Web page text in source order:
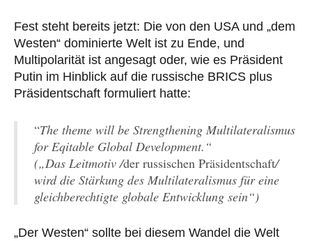
Fest steht bereits jetzt: Die von den USA und „dem
Westen“ dominierte Welt ist zu Ende, und
Multipolarität ist angesagt oder, wie es Präsident
Putin im Hinblick auf die russische BRICS plus
Präsidentschaft formuliert hatte:
“The theme will be Strengthening Multilateralismus
for Eqitable Global Development.“
(„Das Leitmotiv /der russischen Präsidentschaft/
wird die Stärkung des Multilateralismus für eine
gleichberechtigte globale Entwicklung sein“)
„Der Westen“ sollte bei diesem Wandel die Welt